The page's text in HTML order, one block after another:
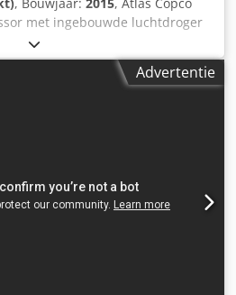
met ingebouwde luchtdroger
PSI Bouwjaar 2015 400 volt
tpm 8,9 CFM / 4,21 l/s Zeer
Iplfe Aklea Afkomstig uitAdvertentie